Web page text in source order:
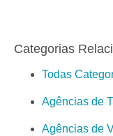
Categorias
Todas
Agências de
Agências de